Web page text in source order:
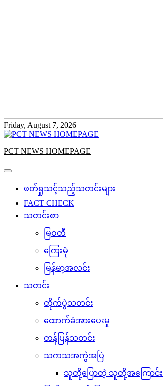
Friday, August 7, 2026
PCT NEWS HOMEPAGE
ဖတ်ရှုသင့်သည့်သတင်းများ
FACT CHECK
သတင်းစာ
မြဝတီ
ကြေးမုံ
မြန်မာ့အလင်း
သတင်း
တိုက်ပွဲသတင်း
ထောက်ခံအားပေးမှု
တန်ပြန်သတင်း
သကသအကွဲအပြဲ
သူတို့ပြောတဲ့ သူတို့အကြောင်း